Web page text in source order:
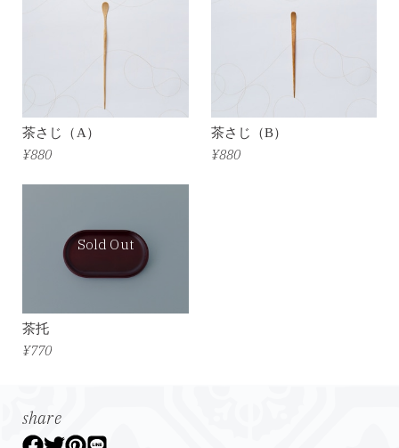
茶さじ（A）
¥880
茶さじ（B）
¥880
Sold Out
茶托
¥770
share